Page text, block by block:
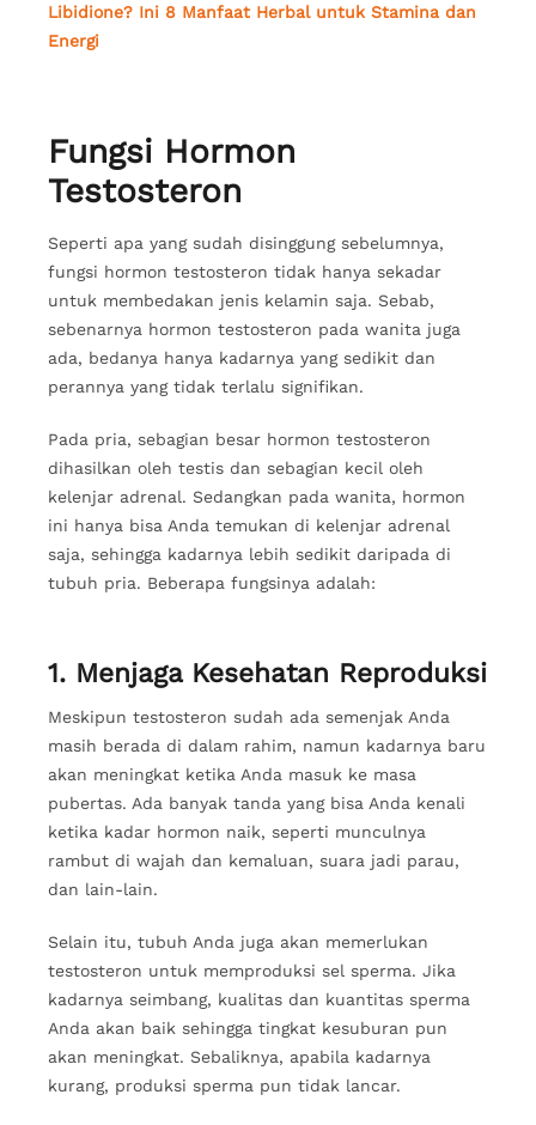
Libidione? Ini 8 Manfaat Herbal untuk Stamina dan
Energi
Fungsi Hormon
Testosteron
Seperti apa yang sudah disinggung sebelumnya,
fungsi hormon testosteron tidak hanya sekadar
untuk membedakan jenis kelamin saja. Sebab,
sebenarnya hormon testosteron pada wanita juga
ada, bedanya hanya kadarnya yang sedikit dan
perannya yang tidak terlalu signifikan.
Pada pria, sebagian besar hormon testosteron
dihasilkan oleh testis dan sebagian kecil oleh
kelenjar adrenal. Sedangkan pada wanita, hormon
ini hanya bisa Anda temukan di kelenjar adrenal
saja, sehingga kadarnya lebih sedikit daripada di
tubuh pria. Beberapa fungsinya adalah:
1. Menjaga Kesehatan Reproduksi
Meskipun testosteron sudah ada semenjak Anda
masih berada di dalam rahim, namun kadarnya baru
akan meningkat ketika Anda masuk ke masa
pubertas. Ada banyak tanda yang bisa Anda kenali
ketika kadar hormon naik, seperti munculnya
rambut di wajah dan kemaluan, suara jadi parau,
dan lain-lain.
Selain itu, tubuh Anda juga akan memerlukan
testosteron untuk memproduksi sel sperma. Jika
kadarnya seimbang, kualitas dan kuantitas sperma
Anda akan baik sehingga tingkat kesuburan pun
akan meningkat. Sebaliknya, apabila kadarnya
kurang, produksi sperma pun tidak lancar.